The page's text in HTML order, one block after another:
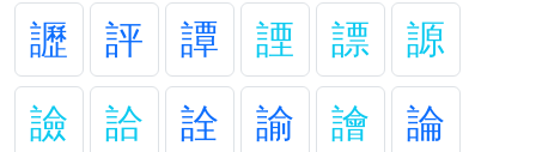
讈
評 譚 諲 謤
謜
譣
詥 詮 諭 譮
論